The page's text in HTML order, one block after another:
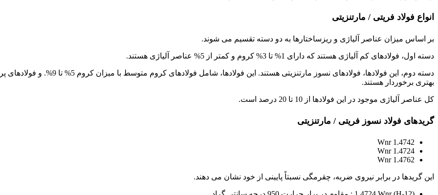
انواع فولاد فریتی / مارتنزیتی
بر اساس میزان عناصر آلیاژی و ریزساختارها به دو دسته تقسیم می شوند.
دسته اول، فولادهای کم آلیاژی هستند که دارای 1% تا 3% کروم و کمتر از 5% عناصر آلیاژی هستند.
بهتری برخوردار هستند.
کل عناصر آلیاژی موجود در این فولادها از 10 تا 20 درصد است.
گریدهای فولاد نسوز فریتی / مارتنزیتی
1.4742 Wnr
1.4724 Wnr
1.4762 Wnr
این گریدها در برابر نیروی ضربه، چقرمگی نسبتاً پایینی از خود نشان می دهند.